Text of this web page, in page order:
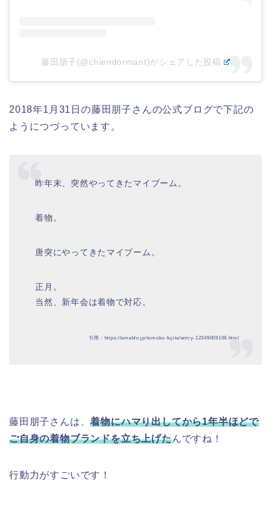
藤田朋子(@chiendormant)がシェアした投稿
2018年1月31日の藤田朋子さんの公式ブログで下記の
ようにつづっています。
昨年末、突然やってきたマイブーム。
着物。
唐突にやってきたマイブーム。
正月。
当然、新年会は着物で対応。
引用：https://ameblo.jp/tomoko-fujita/entry-12349009109.html
藤田朋子さんは、着物にハマり出してから1年半ほどで
ご自身の着物ブランドを立ち上げたんですね！
行動力がすごいです！